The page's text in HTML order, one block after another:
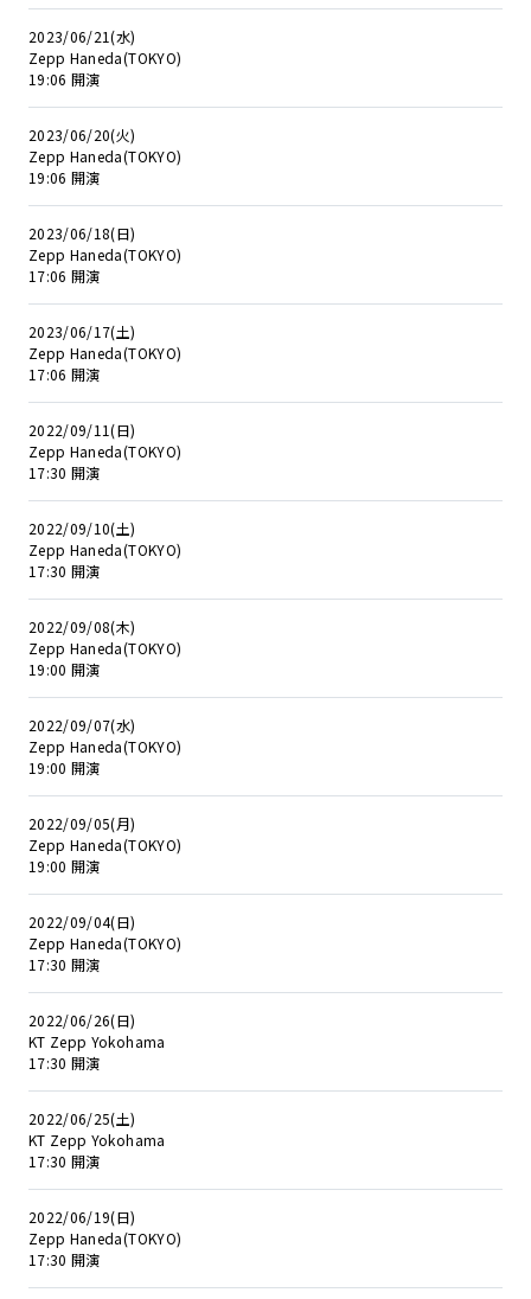
2023/06/21(水)
Zepp Haneda(TOKYO)
19:06 開演
2023/06/20(火)
Zepp Haneda(TOKYO)
19:06 開演
2023/06/18(日)
Zepp Haneda(TOKYO)
17:06 開演
2023/06/17(土)
Zepp Haneda(TOKYO)
17:06 開演
2022/09/11(日)
Zepp Haneda(TOKYO)
17:30 開演
2022/09/10(土)
Zepp Haneda(TOKYO)
17:30 開演
2022/09/08(木)
Zepp Haneda(TOKYO)
19:00 開演
2022/09/07(水)
Zepp Haneda(TOKYO)
19:00 開演
2022/09/05(月)
Zepp Haneda(TOKYO)
19:00 開演
2022/09/04(日)
Zepp Haneda(TOKYO)
17:30 開演
2022/06/26(日)
KT Zepp Yokohama
17:30 開演
2022/06/25(土)
KT Zepp Yokohama
17:30 開演
2022/06/19(日)
Zepp Haneda(TOKYO)
17:30 開演